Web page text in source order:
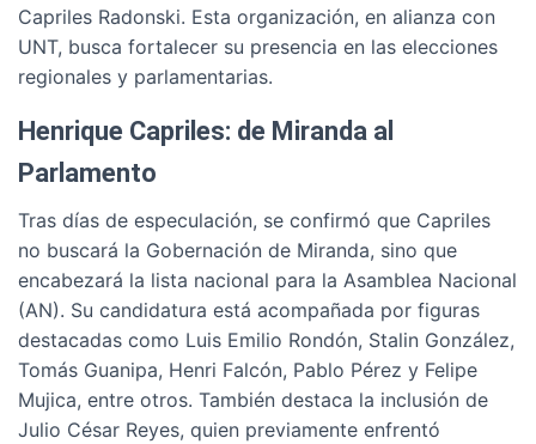
Capriles Radonski. Esta organización, en alianza con
UNT, busca fortalecer su presencia en las elecciones
regionales y parlamentarias.
Henrique Capriles: de Miranda al
Parlamento
Tras días de especulación, se confirmó que Capriles
no buscará la Gobernación de Miranda, sino que
encabezará la lista nacional para la Asamblea Nacional
(AN). Su candidatura está acompañada por figuras
destacadas como Luis Emilio Rondón, Stalin González,
Tomás Guanipa, Henri Falcón, Pablo Pérez y Felipe
Mujica, entre otros. También destaca la inclusión de
Julio César Reyes, quien previamente enfrentó